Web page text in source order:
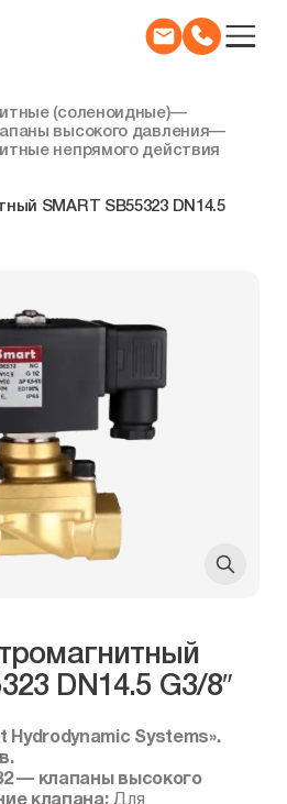
(соленоидные)—
высокого давления—
непрямого действия
SMART SB55323 DN14.5
DN14.5 G3/8″
Hydrodynamic Systems».
— клапаны высокого
клапана:Для